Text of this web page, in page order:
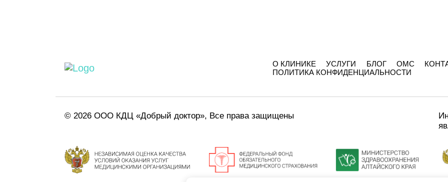
О КЛИНИКЕ УСЛУГИ БЛОГ ОМС
ПОЛИТИКА КОНФИДЕНЦИАЛЬНОСТИ
© 2026 ООО КДЦ «Добрый доктор», Все права защищены